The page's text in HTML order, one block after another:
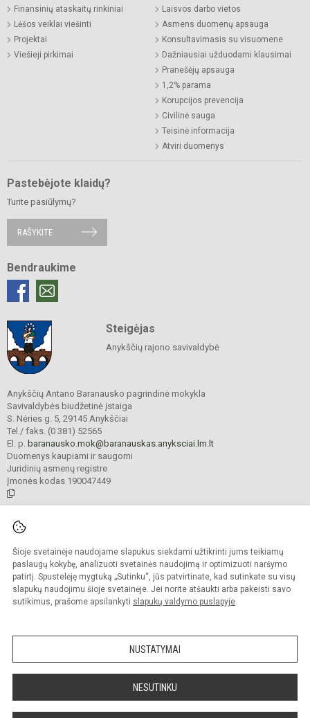
Šioje svetainėje naudojame slapukus siekdami užtikrinti jums teikiamų
paslaugų kokybę, analizuoti svetainės naudojimą ir optimizuoti naršymo
patirtį. Spustelėję mygtuką „Sutinku“, jūs patvirtinate, kad sutinkate su visų
slapukų naudojimu šioje svetainėje. Jei norite atšaukti arba pakeisti savo
sutikimus, prašome apsilankyti slapukų valdymo puslapyje.
NUSTATYMAI
NESUTINKU
Finansinių ataskaitų rinkiniai
Lėšos veiklai viešinti
Projektai
Viešieji pirkimai
Laisvos darbo vietos
Asmens duomenų apsauga
Konsultavimasis su visuomene
Dažniausiai užduodami klausimai
Pranešėjų apsauga
1,2% parama
Korupcijos prevencija
Civilinė sauga
Teisinė informacija
Atviri duomenys
Pastebėjote klaidų?
Turite pasiūlymų?
RAŠYKITE
Bendraukime
Steigėjas
Anykščių rajono savivaldybė
Anykščių Antano Baranausko pagrindinė mokykla
Savivaldybės biudžetinė įstaiga
S. Nėries g. 5, 29145 Anykščiai
Tel./ faks. (0 381) 52565
El. p. baranausko.mok@baranauskas.anyksciai.lm.lt
Duomenys kaupiami ir saugomi
Juridinių asmenų registre
Įmonės kodas 190047449
Kopijuoti turinį be raštiško mokyklos administracijos sutikimo griežtai
draudžiama.
Prieinamumo paraiška Slapukų valdymas
Sumanus būdas atnaujinti